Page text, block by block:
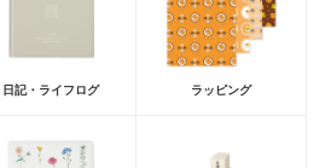
日記・ライフログ ラッピング